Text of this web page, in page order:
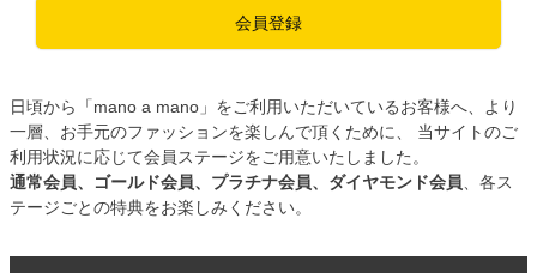
会員登録
日頃から「mano a mano」をご利用いただいているお客様へ、より
一層、お手元のファッションを楽しんで頂くために、 当サイトのご
利用状況に応じて会員ステージをご用意いたしました。
通常会員、ゴールド会員、プラチナ会員、ダイヤモンド会員、各ス
テージごとの特典をお楽しみください。